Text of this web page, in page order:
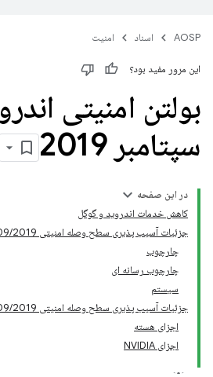
AOSP اسناد امنیت
این مرور مفید بود؟
بولتن امنیتی
سپتامبر 2019
در این صفحه
کاهش خدمات اندروید و گوگل
جزئیات آسیب پذیری سطح وصله امنیتی 01/09/2019
چارچوب
چارچوب رسانه ای
سیستم
جزئیات آسیب پذیری سطح وصله امنیتی 05/09/2019
اجزای هسته
اجزای NVIDIA